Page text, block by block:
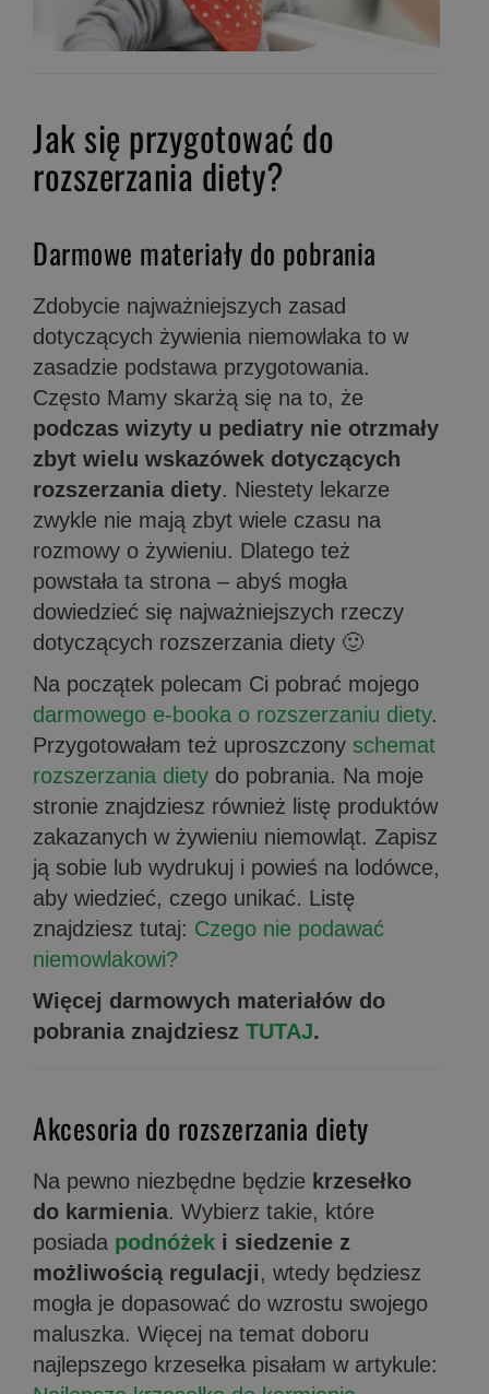
Jak się przygotować do
rozszerzania diety?
Darmowe materiały do pobrania
Zdobycie najważniejszych zasad
dotyczących żywienia niemowlaka to w
zasadzie podstawa przygotowania.
Często Mamy skarżą się na to, że
podczas wizyty u pediatry nie otrzmały
zbyt wielu wskazówek dotyczących
rozszerzania diety. Niestety lekarze
zwykle nie mają zbyt wiele czasu na
rozmowy o żywieniu. Dlatego też
powstała ta strona – abyś mogła
dowiedzieć się najważniejszych rzeczy
dotyczących rozszerzania diety 🙂
Na początek polecam Ci pobrać mojego
darmowego e-booka o rozszerzaniu diety.
Przygotowałam też uproszczony schemat
rozszerzania diety do pobrania. Na moje
stronie znajdziesz również listę produktów
zakazanych w żywieniu niemowląt. Zapisz
ją sobie lub wydrukuj i powieś na lodówce,
aby wiedzieć, czego unikać. Listę
znajdziesz tutaj: Czego nie podawać
niemowlakowi?
Więcej darmowych materiałów do
pobrania znajdziesz TUTAJ.
Akcesoria do rozszerzania diety
Na pewno niezbędne będzie krzesełko
do karmienia. Wybierz takie, które
posiada podnóżek i siedzenie z
możliwością regulacji, wtedy będziesz
mogła je dopasować do wzrostu swojego
maluszka. Więcej na temat doboru
najlepszego krzesełka pisałam w artykule: